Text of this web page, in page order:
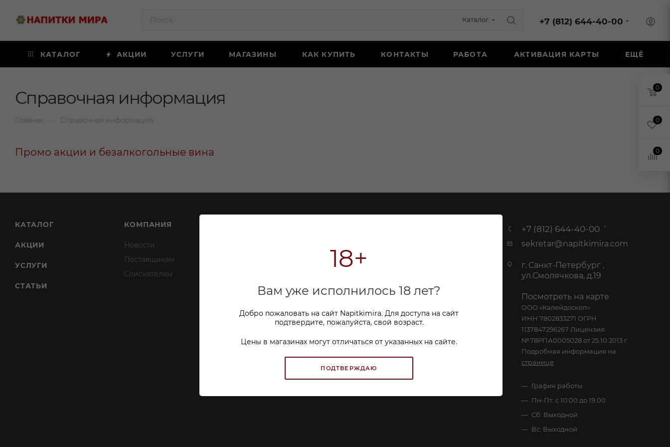
18+
Вам уже исполнилось 18 лет?
Добро пожаловать на сайт Napitkimira. Для доступа на сайт
подтвердите, пожалуйста, свой возраст.
Цены в магазинах могут отличаться от указанных на сайте.
ПОДТВЕРЖДАЮ
Каталог +7 (812) 644-40-00
КАТАЛОГ АКЦИИ УСЛУГИ МАГАЗИНЫ КАК КУПИТЬ КОНТАКТЫ РАБОТА АКТИВАЦИЯ КАРТЫ ЕЩЁ
Справочная информация
Главная Справочная информация
Промо акции и безалкогольные вина
КАТАЛОГ
АКЦИИ
УСЛУГИ
СТАТЬИ
КОМПАНИЯ
Новости
Поставщикам
Соискателям
ПОЛИТИКА ОБРАБОТКИ
ПЕРСОНАЛЬНЫХ ДАННЫХ
+7 (812) 644-40-00
sekretar@napitkimira.com
г. Санкт-Петербург ,
ул.Смолячкова, д.19
Посмотреть на карте
ООО «Калейдоскоп»
ИНН 7802833271 ОГРН
1137847296267 Лицензия
№78РПА0005028 от 25.10.2013 г.
Подробная информация на
странице
График работы
Пн-Пт: с 10:00 до 19:00
Сб: Выходной
Вс: Выходной
0
0
0